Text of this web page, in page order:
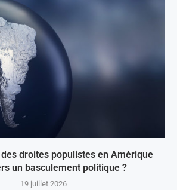
droites populistes en Amérique
un basculement politique ?
19 juillet 2026